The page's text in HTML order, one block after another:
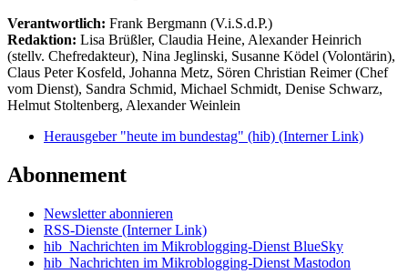
Verantwortlich: Frank Bergmann (V.i.S.d.P.)
Redaktion: Lisa Brüßler, Claudia Heine, Alexander Heinrich
(stellv. Chefredakteur), Nina Jeglinski, Susanne Ködel (Volontärin),
Claus Peter Kosfeld, Johanna Metz, Sören Christian Reimer (Chef
vom Dienst), Sandra Schmid, Michael Schmidt, Denise Schwarz,
Helmut Stoltenberg, Alexander Weinlein
Herausgeber "heute im bundestag" (hib) (Interner Link)
Abonnement
Newsletter abonnieren
RSS-Dienste (Interner Link)
hib_Nachrichten im Mikroblogging-Dienst BlueSky
hib_Nachrichten im Mikroblogging-Dienst Mastodon